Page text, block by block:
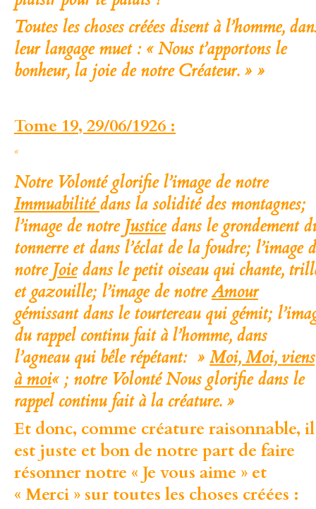
Toutes les choses créées disent à l’homme,
leur langage muet :« Nous t’apportons le
bonheur, la joie de notre Créateur. » »
Tome 19, 29/06/1926 :
«
Notre Volonté glorifie l’image de notre
Immuabilitédans la solidité des montagnes;
l’image de notreJusticedans le grondement
tonnerre et dans l’éclat de la foudre; l’image
notreJoiedans le petit oiseau qui chante,
et gazouille; l’image de notreAmour
gémissant dans le tourtereau qui gémit;
du rappel continu fait à l’homme, dans
l’agneau qui bêle répétant: » Moi, Moi, viens
à moi« ; notre Volonté Nous glorifie dans le
rappel continu fait à la créature. »
Et donc, comme créature raisonnable, il
est juste et bon de notre part de faire
résonner notre « Je vous aime » et
« Merci » sur toutes les choses créées :